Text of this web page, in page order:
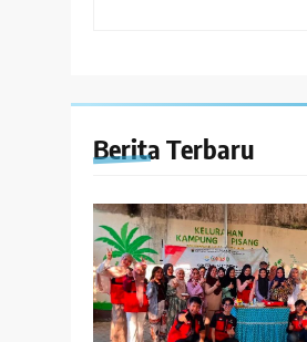
Berita Terbaru